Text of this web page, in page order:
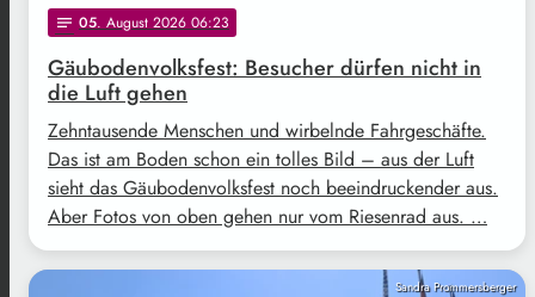
notes 05. August 2026 06:23
Gäubodenvolksfest: Besucher dürfen nicht in
die Luft gehen
Zehntausende Menschen und wirbelnde Fahrgeschäfte.
Das ist am Boden schon ein tolles Bild – aus der Luft
sieht das Gäubodenvolksfest noch beeindruckender aus.
Aber Fotos von oben gehen nur vom Riesenrad aus. …
Sandra Prommersberger